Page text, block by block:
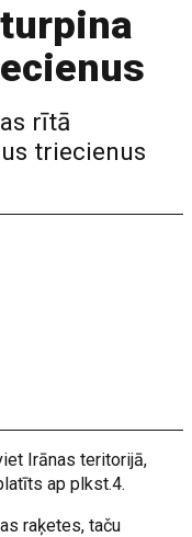
rītā
triecienus
Irānas teritorijā,
ap plkst.4.
raķetes, taču